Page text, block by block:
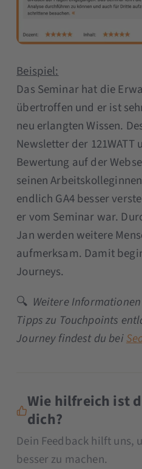
Beispiel:
Das Seminar hat die
übertroffen und er ist
neu erlangten Wissen.
Newsletter der
Bewertung auf der
seinen
endlich GA4 besser
er vom Seminar war.
Jan werden weitere
aufmerksam. Damit
Journeys.
🔍 Weitere
Tipps zu Touchpoints
Journey findest du bei
Wie hilfreich ist
dich?
Dein Feedback hilft uns,
besser zu machen.